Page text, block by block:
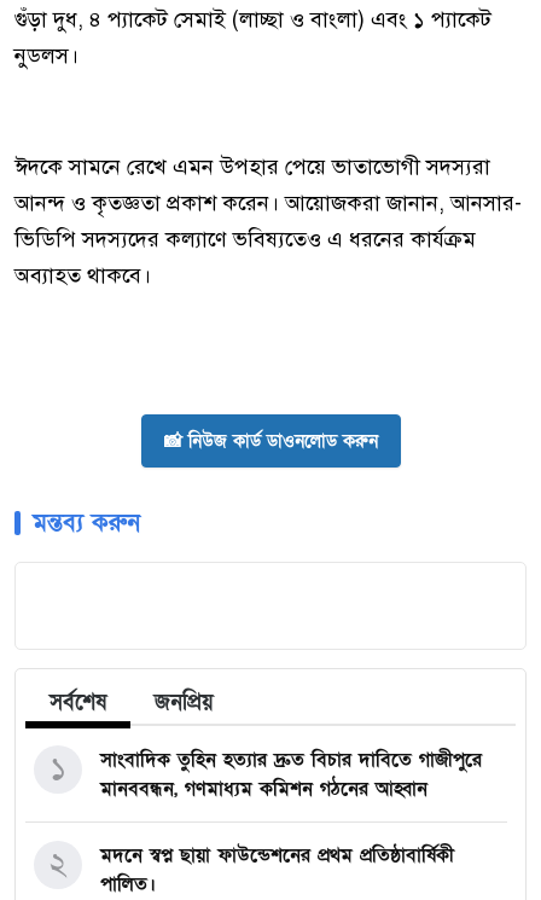
গুঁড়া দুধ, ৪ প্যাকেট সেমাই (লাচ্ছা ও বাংলা) এবং ১ প্যাকেট
নুডলস।
ঈদকে সামনে রেখে এমন উপহার পেয়ে ভাতাভোগী সদস্যরা
আনন্দ ও কৃতজ্ঞতা প্রকাশ করেন। আয়োজকরা জানান, আনসার-
ভিডিপি সদস্যদের কল্যাণে ভবিষ্যতেও এ ধরনের কার্যক্রম
অব্যাহত থাকবে।
📸 নিউজ কার্ড ডাওনলোড করুন
মন্তব্য করুন
সর্বশেষ জনপ্রিয়
সাংবাদিক তুহিন হত্যার দ্রুত বিচার দাবিতে গাজীপুরে
মানববন্ধন, গণমাধ্যম কমিশন গঠনের আহ্বান
১
মদনে স্বপ্ন ছায়া ফাউন্ডেশনের প্রথম প্রতিষ্ঠাবার্ষিকী
পালিত।
২